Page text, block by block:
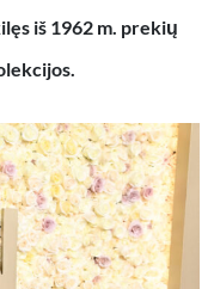
iš 1962 m. prekių